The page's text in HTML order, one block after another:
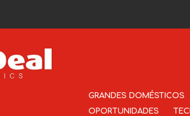
GRANDES DOMÉSTICOS
OPORTUNIDADES